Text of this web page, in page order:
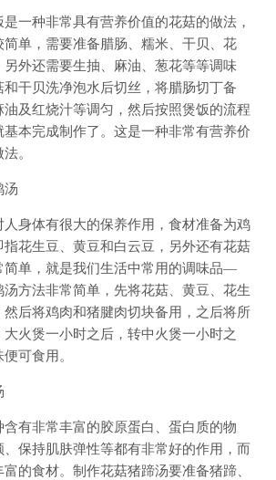
一种非常具有营养价值的花菇的做法，
单，需要准备腊肠、糯米、干贝、花
外还需要生抽、麻油、葱花等等调味
干贝洗净泡水后切丝，将腊肠切丁备
油及红烧汁等调匀，然后按照煲饭的流程
本完成制作了。这是一种非常有营养价
。
汤
人身体有很大的保养作用，食材准备为鸡
指花生豆、黄豆和白云豆，另外还有花菇
简单，就是我们生活中常用的调味品—
方法非常简单，先将花菇、黄豆、花生
然后将鸡肉和猪腱肉切块备用，之后将所
火煲一小时之后，转中火煲一小时之
可食用。
有非常丰富的胶原蛋白、蛋白质的物
、保持肌肤弹性等都有非常好的作用，而
的食材。制作花菇猪蹄汤要准备猪蹄、